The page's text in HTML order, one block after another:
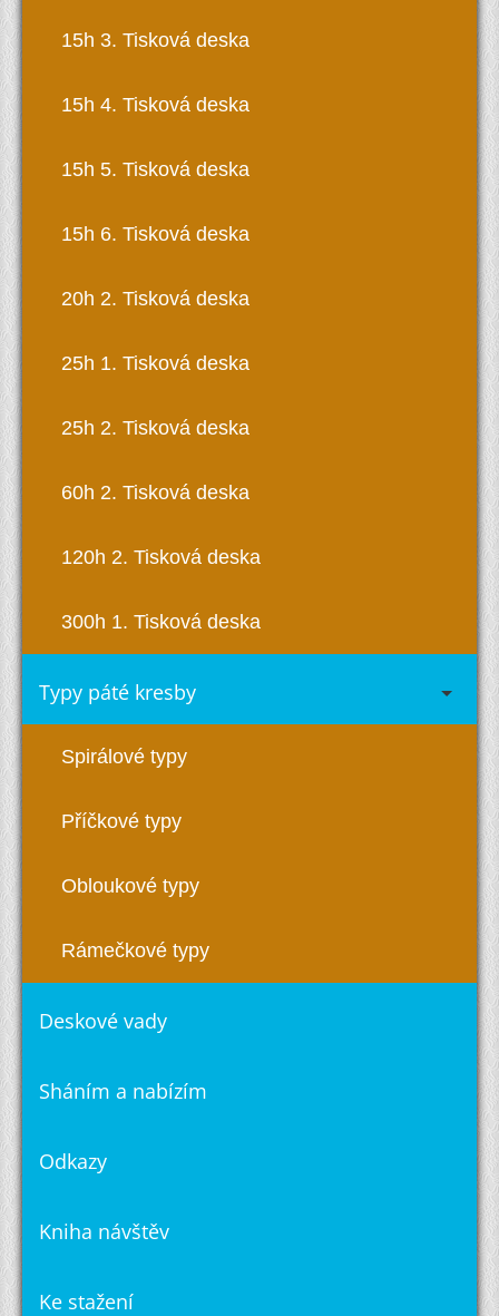
15h 3. Tisková deska
15h 4. Tisková deska
15h 5. Tisková deska
15h 6. Tisková deska
20h 2. Tisková deska
25h 1. Tisková deska
25h 2. Tisková deska
60h 2. Tisková deska
120h 2. Tisková deska
300h 1. Tisková deska
Typy páté kresby
Spirálové typy
Příčkové typy
Obloukové typy
Rámečkové typy
Deskové vady
Sháním a nabízím
Odkazy
Kniha návštěv
Ke stažení